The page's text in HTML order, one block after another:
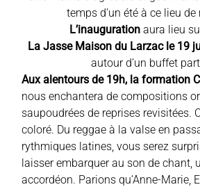
temps d’un été à ce lieu de
L’inauguration aura lieu
La Jasse Maison du Larzac le 19
autour d’un buffet
Aux alentours de 19h, la formation
nous enchantera de compositions
saupoudrées de reprises revisitées.
coloré. Du reggae à la valse en
rythmiques latines, vous serez
laisser embarquer au son de chant,
accordéon. Parions qu’Anne-Marie,